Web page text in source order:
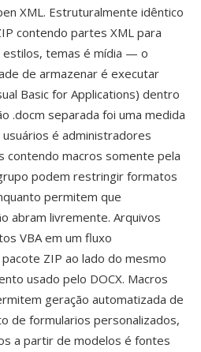
XML. Estruturalmente idêntico
contendo partes XML para
temas é mídia — o
de armazenar é executar
Basic for Applications) dentro
.docm separada foi uma medida
é administradores
contendo macros somente pela
podem restringir formatos
permitem que
abram livremente. Arquivos
VBA em um fluxo
ZIP ao lado do mesmo
usado pelo DOCX. Macros
geração automatizada de
de formularios personalizados,
a partir de modelos é fontes